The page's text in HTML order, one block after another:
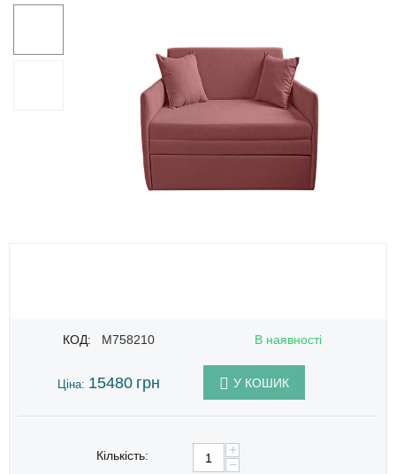
КОД: M758210 В наявності
Ціна: 15480 грн У КОШИК
Кількість:
+
−